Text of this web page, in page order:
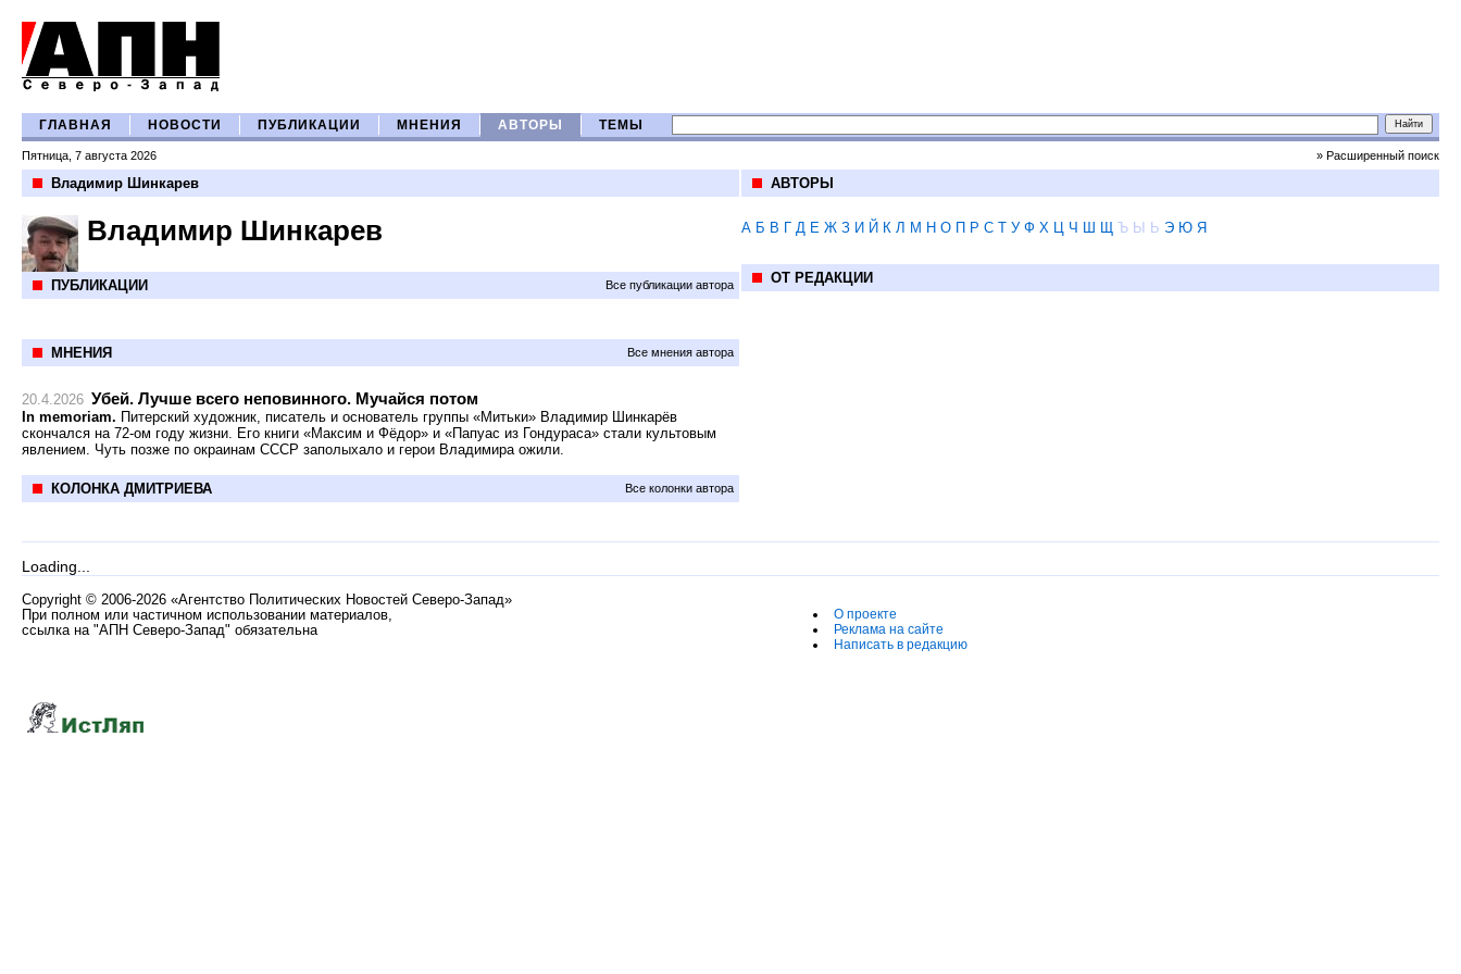
ГЛАВНАЯ НОВОСТИ ПУБЛИКАЦИИ МНЕНИЯ АВТОРЫ ТЕМЫ
Пятница, 7 августа 2026 » Расширенный поиск
Владимир Шинкарев
Владимир Шинкарев
ПУБЛИКАЦИИ Все публикации автора
МНЕНИЯ Все мнения автора
20.4.2026 Убей. Лучше всего неповинного. Мучайся потом
In memoriam. Питерский художник, писатель и основатель группы «Митьки» Владимир Шинкарёв
скончался на 72-ом году жизни. Его книги «Максим и Фёдор» и «Папуас из Гондураса» стали культовым
явлением. Чуть позже по окраинам СССР заполыхало и герои Владимира ожили.
КОЛОНКА ДМИТРИЕВА Все колонки автора
АВТОРЫ
А Б В Г Д Е Ж З И Й К Л М Н О П Р С Т У Ф Х Ц Ч Ш Щ Ъ Ы Ь Э Ю Я
ОТ РЕДАКЦИИ
Loading...
Copyright © 2006-2026 «Агентство Политических Новостей Северо-Запад»
При полном или частичном использовании материалов,
ссылка на "АПН Северо-Запад" обязательна
О проекте
Реклама на сайте
Написать в редакцию